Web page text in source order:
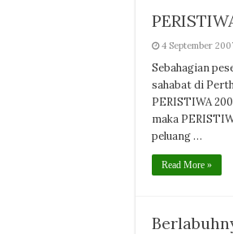
4 September
Sebahagian
sahabat di
PERISTIWA
maka
peluang …
Read More »